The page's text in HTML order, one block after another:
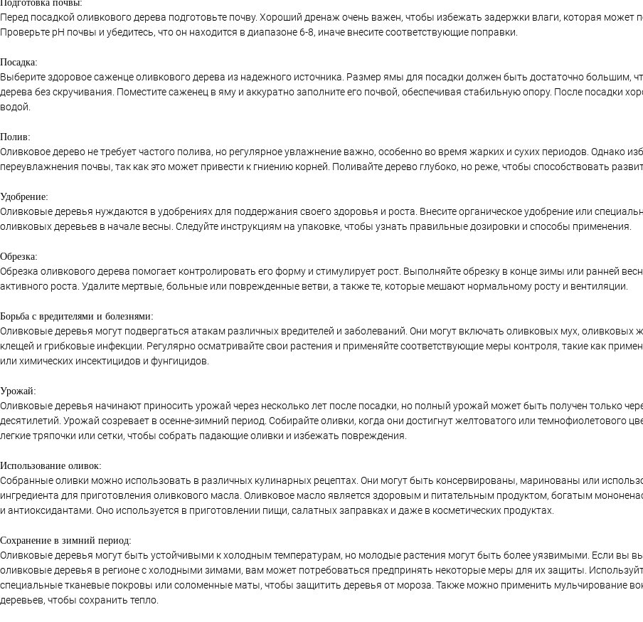
Подготовка почвы:
Перед посадкой оливкового дерева подготовьте почву. Хороший дренаж очень важен, чтобы избежать задержки влаги, которая может
Проверьте pH почвы и убедитесь, что он находится в диапазоне 6-8, иначе внесите соответствующие поправки.
Посадка:
Выберите здоровое саженце оливкового дерева из надежного источника. Размер ямы для посадки должен быть достаточно большим,
дерева без скручивания. Поместите саженец в яму и аккуратно заполните его почвой, обеспечивая стабильную опору. После посадки
водой.
Полив:
Оливковое дерево не требует частого полива, но регулярное увлажнение важно, особенно во время жарких и сухих периодов. Однако
переувлажнения почвы, так как это может привести к гниению корней. Поливайте дерево глубоко, но реже, чтобы способствовать
Удобрение:
Оливковые деревья нуждаются в удобрениях для поддержания своего здоровья и роста. Внесите органическое удобрение или
оливковых деревьев в начале весны. Следуйте инструкциям на упаковке, чтобы узнать правильные дозировки и способы применения.
Обрезка:
Обрезка оливкового дерева помогает контролировать его форму и стимулирует рост. Выполняйте обрезку в конце зимы или ранней
активного роста. Удалите мертвые, больные или поврежденные ветви, а также те, которые мешают нормальному росту и вентиляции.
Борьба с вредителями и болезнями:
Оливковые деревья могут подвергаться атакам различных вредителей и заболеваний. Они могут включать оливковых мух, оливковых
клещей и грибковые инфекции. Регулярно осматривайте свои растения и применяйте соответствующие меры контроля, такие как
или химических инсектицидов и фунгицидов.
Урожай:
Оливковые деревья начинают приносить урожай через несколько лет после посадки, но полный урожай может быть получен только
десятилетий. Урожай созревает в осенне-зимний период. Собирайте оливки, когда они достигнут желтоватого или темнофиолетового
легкие тряпочки или сетки, чтобы собрать падающие оливки и избежать повреждения.
Использование оливок:
Собранные оливки можно использовать в различных кулинарных рецептах. Они могут быть консервированы, маринованы или
ингредиента для приготовления оливкового масла. Оливковое масло является здоровым и питательным продуктом, богатым
и антиоксидантами. Оно используется в приготовлении пищи, салатных заправках и даже в косметических продуктах.
Сохранение в зимний период:
Оливковые деревья могут быть устойчивыми к холодным температурам, но молодые растения могут быть более уязвимыми. Если вы
оливковые деревья в регионе с холодными зимами, вам может потребоваться предпринять некоторые меры для их защиты.
специальные тканевые покровы или соломенные маты, чтобы защитить деревья от мороза. Также можно применить мульчирование
деревьев, чтобы сохранить тепло.